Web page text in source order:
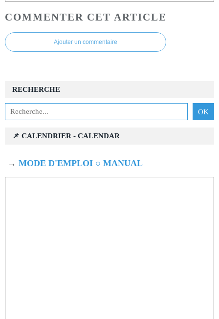
COMMENTER CET ARTICLE
Ajouter un commentaire
RECHERCHE
📌 CALENDRIER - CALENDAR
→ MODE D'EMPLOI ○ MANUAL